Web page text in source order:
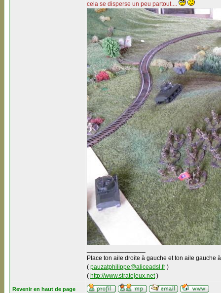
cela se disperse un peu partout....
Place ton aile droite à gauche et ton aile gauche
( pauzatphilippe@aliceadsl.fr )
( http://www.stratejeux.net)
Revenir en haut de page